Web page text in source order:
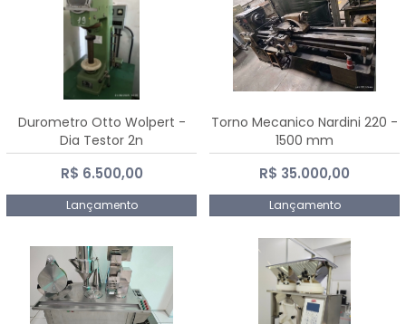
Durometro Otto Wolpert -
Dia Testor 2n
R$ 6.500,00
Lançamento
Torno Mecanico Nardini 220 -
1500 mm
R$ 35.000,00
Lançamento